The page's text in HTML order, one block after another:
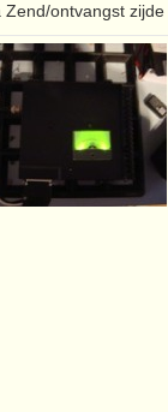
Zend/ontvangst zijde